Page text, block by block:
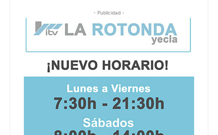
- Publicidad -